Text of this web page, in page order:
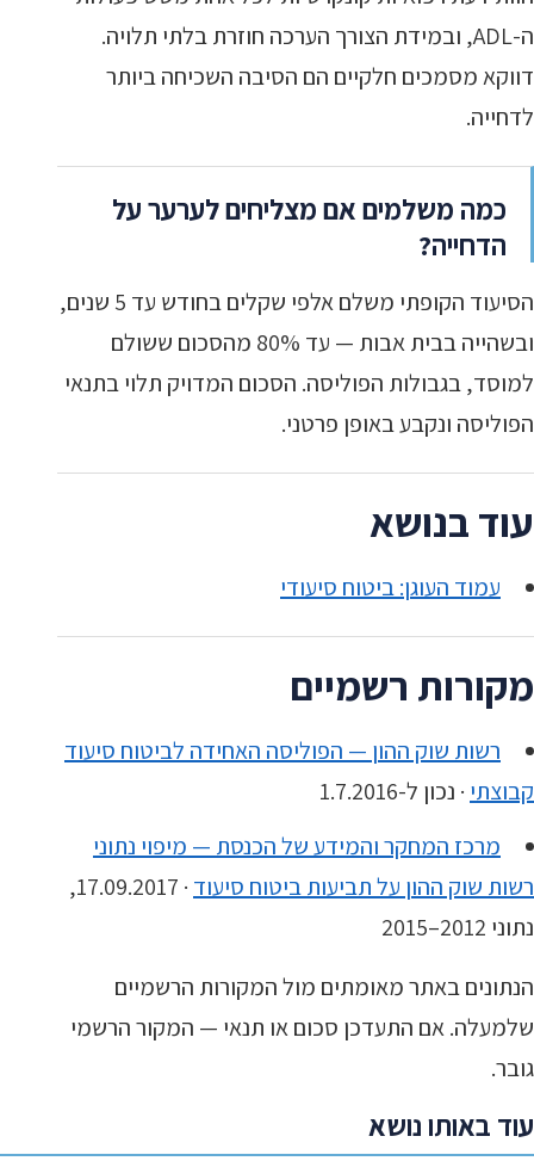
ה-ADL, ובמידת הצורך הערכה חוזרת בלתי תלויה.
דווקא מסמכים חלקיים הם הסיבה השכיחה ביותר
לדחייה.
כמה משלמים אם מצליחים לערער על
הדחייה?
הסיעוד הקופתי משלם אלפי שקלים בחודש עד 5 שנים,
ובשהייה בבית אבות — עד 80% מהסכום ששולם
למוסד, בגבולות הפוליסה. הסכום המדויק תלוי בתנאי
הפוליסה ונקבע באופן פרטני.
עוד בנושא
עמוד העוגן: ביטוח סיעודי
מקורות רשמיים
רשות שוק ההון — הפוליסה האחידה לביטוח סיעוד
קבוצתי · נכון ל-1.7.2016
מרכז המחקר והמידע של הכנסת — מיפוי נתוני
רשות שוק ההון על תביעות ביטוח סיעוד
· 17.09.2017,
נתוני 2012–2015
הנתונים באתר מאומתים מול המקורות הרשמיים
שלמעלה. אם התעדכן סכום או תנאי — המקור הרשמי
גובר.
עוד באותו נושא